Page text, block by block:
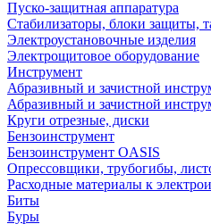
Пуско-защитная аппаратура
Стабилизаторы, блоки защиты,
Электроустановочные изделия
Электрощитовое оборудование
Инструмент
Абразивный и зачистной
Абразивный и зачистной
Круги отрезные, диски
Бензоинструмент
Бензоинструмент OASIS
Опрессовщики, трубогибы,
Расходные материалы к
Биты
Буры